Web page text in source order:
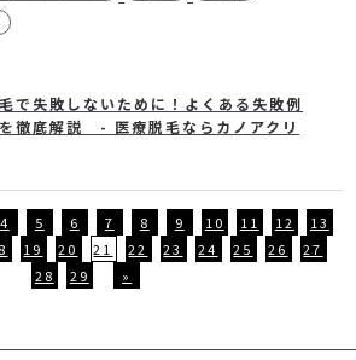
で失敗しないために！よくある失敗例
徹底解説 - 医療脱毛ならカノアクリ
4 5 6 7 8 9 10 11 12
13
19 20 21 22 23 24 25 26
27
28
29 »